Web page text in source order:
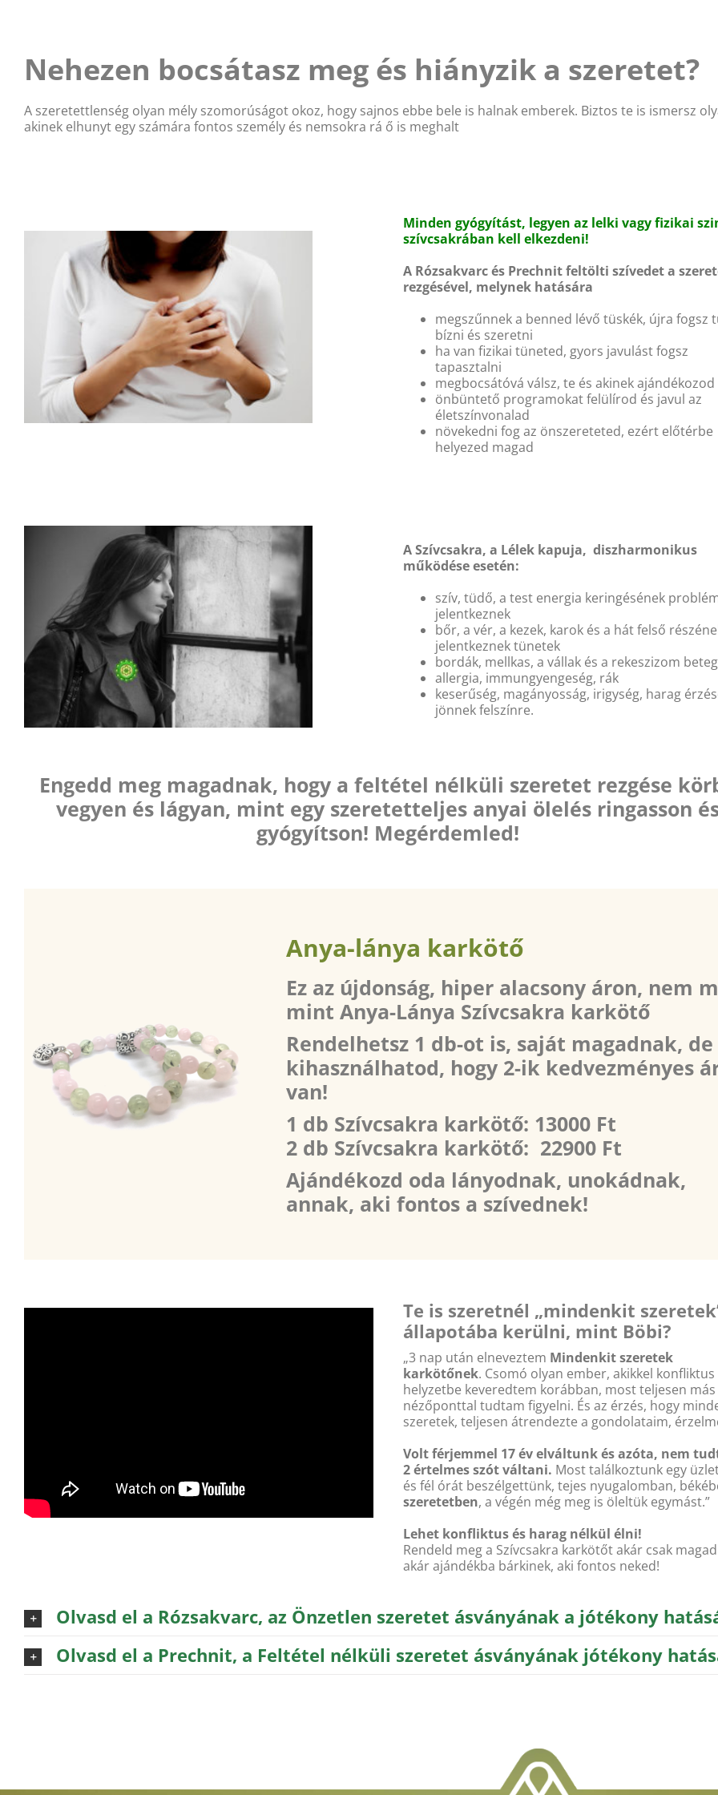
Nehezen bocsátasz meg és hiányzik a szeretet?
A szeretettlenség olyan mély szomorúságot okoz, hogy sajnos ebbe bele is halnak emberek. Biztos te is ismersz
akinek elhunyt egy számára fontos személy és nemsokra rá ő is meghalt
Minden gyógyítást, legyen az lelki vagy fizikai
szívcsakrában kell elkezdeni!
A Rózsakvarc és Prechnit feltölti szívedet a
rezgésével, melynek hatására
megszűnnek a benned lévő tüskék, újra fogsz
bízni és szeretni
ha van fizikai tüneted, gyors javulást fogsz
tapasztalni
megbocsátóvá válsz, te és akinek ajándékozod
önbüntető programokat felülírod és javul az
életszínvonalad
növekedni fog az önszereteted, ezért előtérbe
helyezed magad
A Szívcsakra, a Lélek kapuja, diszharmonikus
működése esetén:
szív, tüdő, a test energia keringésének
jelentkeznek
bőr, a vér, a kezek, karok és a hát felső
jelentkeznek tünetek
bordák, mellkas, a vállak és a rekeszizom
allergia, immungyengeség, rák
keserűség, magányosság, irigység, harag
jönnek felszínre.
Engedd meg magadnak, hogy a feltétel nélküli szeretet rezgése
vegyen és lágyan, mint egy szeretetteljes anyai ölelés ringasson
gyógyítson! Megérdemled!
Anya-lánya karkötő
Ez az újdonság, hiper alacsony áron, nem
mintAnya-Lánya Szívcsakra karkötő
Rendelhetsz 1 db-ot is, saját magadnak, de
kihasználhatod, hogy 2-ik kedvezményes
van!
1 db Szívcsakra karkötő: 13000 Ft
2 db Szívcsakra karkötő: 22900 Ft
Ajándékozd oda lányodnak, unokádnak,
annak, aki fontos a szívednek!
Te is szeretnél „mindenkit
állapotába kerülni, mint Böbi?
„3 nap után elneveztem Mindenkit szeretek
karkötőnek. Csomó olyan ember, akikkel konfliktus
helyzetbe keveredtem korábban, most teljesen más
nézőponttal tudtam figyelni. És az érzés, hogy
szeretek, teljesen átrendezte a gondolataim,
Volt férjemmel 17 év elváltunk és azóta, nem
2 értelmes szót váltani. Most találkoztunk egy
és fél órát beszélgettünk, tejes nyugalomban,
szeretetben, a végén még meg is öleltük egymást.”
Lehet konfliktus és harag nélkül élni!
Rendeld meg a Szívcsakra karkötőt akár csak
akár ajándékba bárkinek, aki fontos neked!
Olvasd el a Rózsakvarc, az Önzetlen szeretet ásványának a jótékony
Olvasd el a Prechnit, a Feltétel nélküli szeretet ásványának jótékony